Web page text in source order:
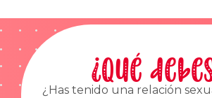
¿Qué
¿Has tenido una relación